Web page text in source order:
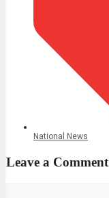
National News
Leave a Comment